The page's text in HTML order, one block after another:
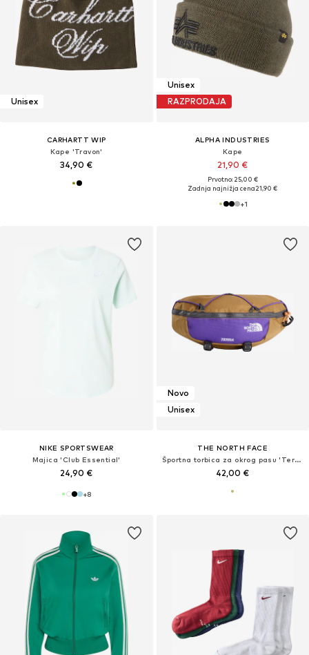
Unisex
CARHARTT WIP
Kape 'Travon'
34,90 €
Unisex
RAZPRODAJA
ALPHA INDUSTRIES
Kape
21,90 €
Prvotno: 25,00 €
Zadnja najnižja cena21,90 €
+1
NIKE SPORTSWEAR
Majica 'Club Essential'
24,90 €
+8
Novo
Unisex
THE NORTH FACE
Športna torbica za okrog pasu 'Terra Lumbar 3L'
42,00 €